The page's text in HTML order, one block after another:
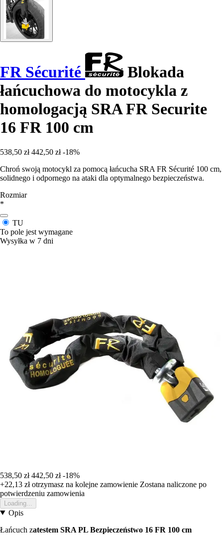
FR Sécurité
Blokada
łańcuchowa do motocykla z
homologacją SRA FR Securite
16 FR 100 cm
538,50 zł 442,50 zł -18%
Chroń swoją motocykl za pomocą łańcucha SRA FR Sécurité 100 cm,
solidnego i odpornego na ataki dla optymalnego bezpieczeństwa.
Rozmiar
*
TU
To pole jest wymagane
Wysyłka w 7 dni
538,50 zł 442,50 zł -18%
+22,13 złotrzymasz na kolejne zamowienie Zostana naliczone po
potwierdzeniu zamowienia
Loading...
Opis
Łańcuch zatestem SRA PL Bezpieczeństwo 16 FR 100 cm